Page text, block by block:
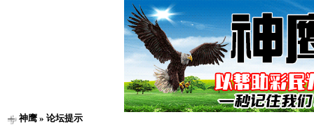
神鹰» 论坛提示